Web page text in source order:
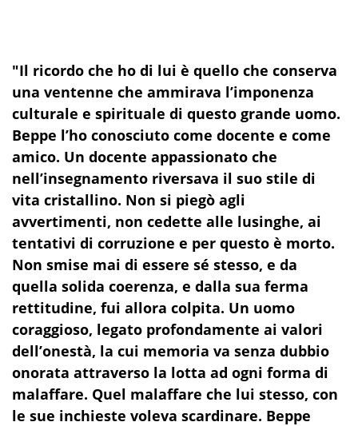
"Il ricordo che ho di lui è quello che conserva
una ventenne che ammirava l’imponenza
culturale e spirituale di questo grande uomo.
Beppe l’ho conosciuto come docente e come
amico. Un docente appassionato che
nell’insegnamento riversava il suo stile di
vita cristallino. Non si piegò agli
avvertimenti, non cedette alle lusinghe, ai
tentativi di corruzione e per questo è morto.
Non smise mai di essere sé stesso, e da
quella solida coerenza, e dalla sua ferma
rettitudine, fui allora colpita. Un uomo
coraggioso, legato profondamente ai valori
dell’onestà, la cui memoria va senza dubbio
onorata attraverso la lotta ad ogni forma di
malaffare. Quel malaffare che lui stesso, con
le sue inchieste voleva scardinare. Beppe